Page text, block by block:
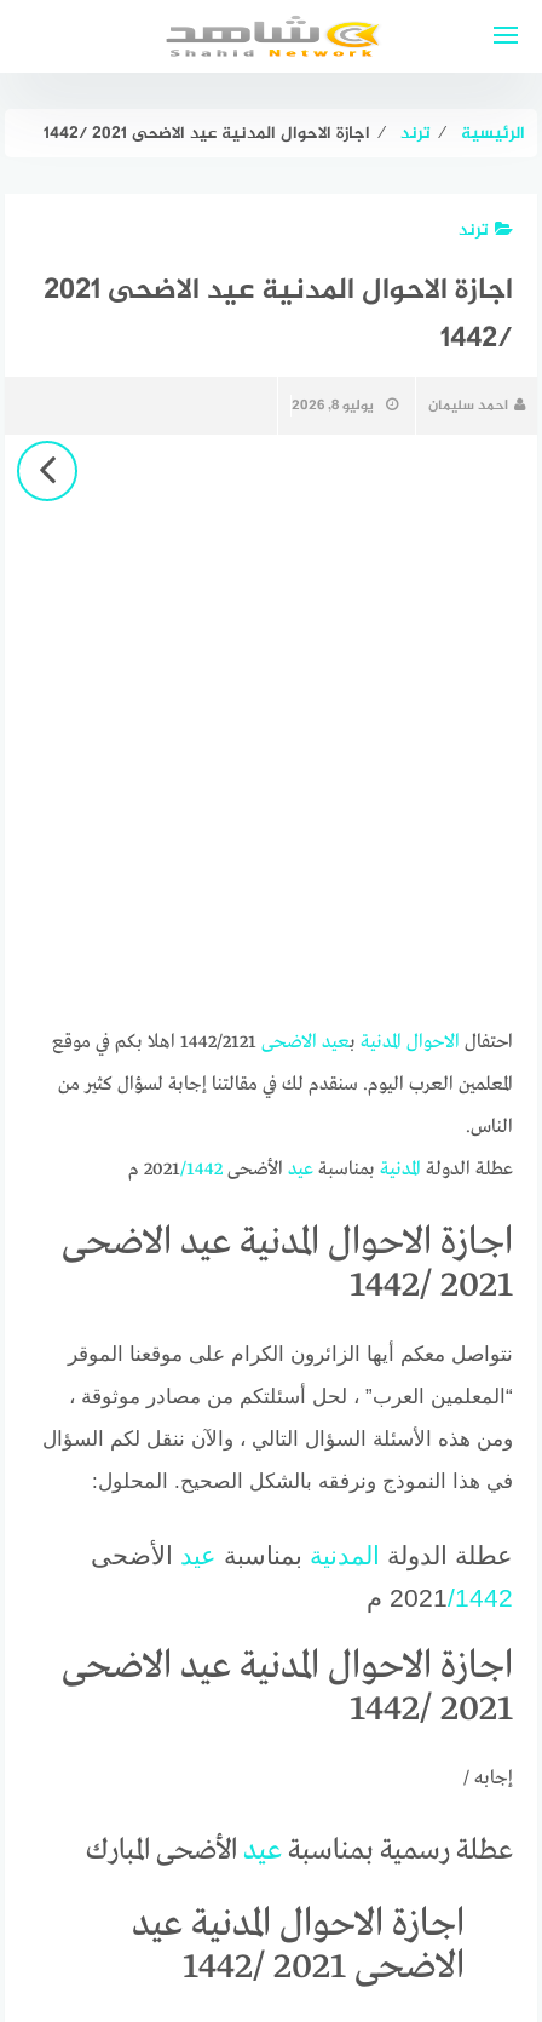
الرئيسية ⁄ ترند ⁄ اجازة الاحوال المدنية عيد الاضحى 2021 /1442
ترند
اجازة الاحوال المدنية عيد الاضحى 2021
/1442
احمد سليمان يوليو 8, 2026
احتفال الاحوال المدنية بعيد الاضحى
1442/2121 اهلا بكم في موقع
المعلمين العرب اليوم. سنقدم لك في مقالتنا إجابة لسؤال كثير من
الناس.
عطلة الدولة المدنية بمناسبةعيد الأضحى 2021/1442 م
اجازة الاحوال المدنية عيد الاضحى
2021 /1442
نتواصل معكم أيها الزائرون الكرام على موقعنا الموقر
“المعلمين العرب” ، لحل أسئلتكم من مصادر موثوقة ،
ومن هذه الأسئلة السؤال التالي ، والآن ننقل لكم السؤال
في هذا النموذج ونرفقه بالشكل الصحيح. المحلول:
عطلة الدولة المدنية بمناسبة عيد الأضحى
2021/1442 م
اجازة الاحوال المدنية عيد الاضحى
2021 /1442
إجابه /
عطلة رسمية بمناسبةعيد الأضحى المبارك
اجازة الاحوال المدنية عيد
الاضحى 2021 /1442